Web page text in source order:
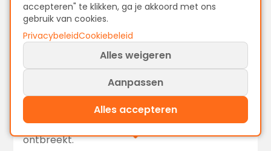
Ruiten voor beslismomenten.
Parallellogrammen voor input of output.
Verbind de stappen met pijlen om de flow te
Controleren en bevestigen
Deel de proceskaart met stakeholders en voer
nodige wijzigingen door.
Controleer of de volgorde klopt en of er niets
ontbreekt.
accepteren" te klikken, ga je akkoord met ons
gebruik van cookies.
PrivacybeleidCookiebeleid
Alles weigeren
Aanpassen
Alles accepteren